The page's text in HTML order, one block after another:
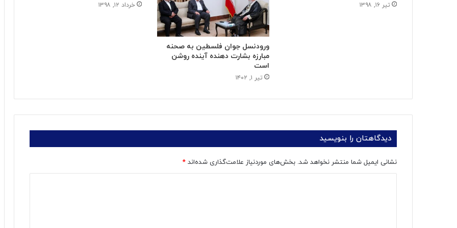
تیر ۱۶, ۱۳۹۸
ورودنسل جوان فلسطین به صحنه
مبارزه بشارت دهنده آینده روشن
است
تیر ۱, ۱۴۰۲
خرداد ۱۲, ۱۳۹۸
دیدگاهتان را بنویسید
نشانی ایمیل شما منتشر نخواهد شد. بخش‌های موردنیاز علامت‌گذاری شده‌اند *